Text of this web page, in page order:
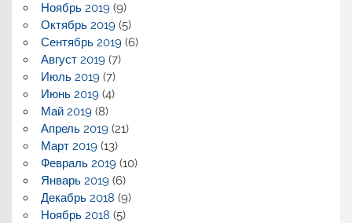
Ноябрь 2019(9)
Октябрь 2019(5)
Сентябрь 2019(6)
Август 2019(7)
Июль 2019(7)
Июнь 2019(4)
Май 2019(8)
Апрель 2019(21)
Март 2019(13)
Февраль 2019(10)
Январь 2019(6)
Декабрь 2018 (9)
Ноябрь 2018 (5)